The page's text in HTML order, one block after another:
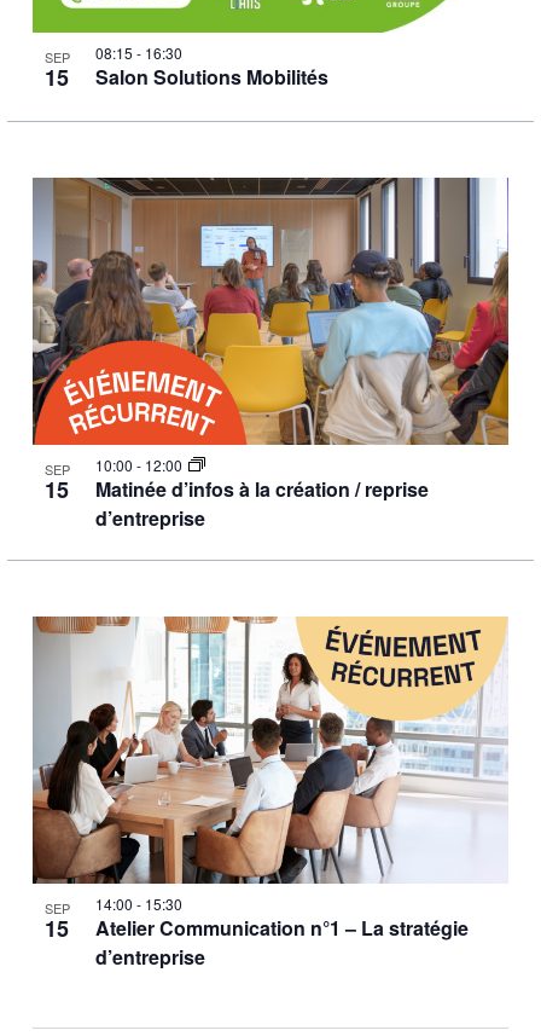
SEP
15
08:15- 16:30
Salon Solutions Mobilités
SEP
15
10:00- 12:00
Matinée d’infos à la création / reprise
d’entreprise
SEP
15
14:00- 15:30
Atelier Communication n°1 – La stratégie
d’entreprise